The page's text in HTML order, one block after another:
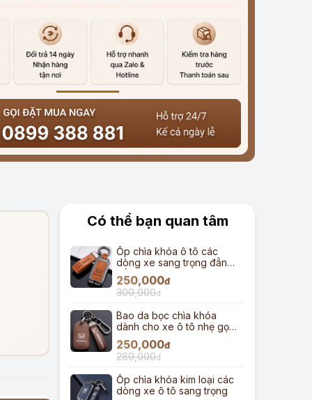
Có thể bạn quan tâm
Ốp chìa khóa ô tô các
dòng xe sang trọng đẳng
cấp
250,000đ
300,000đ
Bao da bọc chìa khóa
dành cho xe ô tô nhẹ gọn
gàng
250,000đ
280,000đ
Ốp chìa khóa kim loại các
dòng xe ô tô sang trọng